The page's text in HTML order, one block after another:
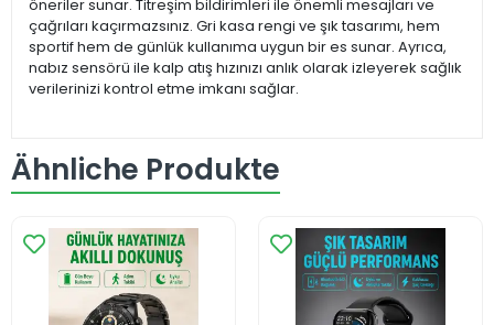
öneriler sunar. Titreşim bildirimleri ile önemli mesajları ve
çağrıları kaçırmazsınız. Gri kasa rengi ve şık tasarımı, hem
sportif hem de günlük kullanıma uygun bir es sunar. Ayrıca,
nabız sensörü ile kalp atış hızınızı anlık olarak izleyerek sağlık
verilerinizi kontrol etme imkanı sağlar.
Ähnliche Produkte